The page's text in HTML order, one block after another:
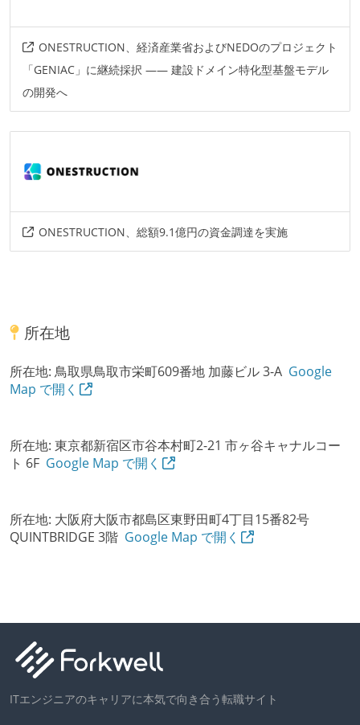
ONESTRUCTION、経済産業省およびNEDOのプロジェクト
「GENIAC」に継続採択 —— 建設ドメイン特化型基盤モデル
の開発へ
ONESTRUCTION、総額9.1億円の資金調達を実施
所在地
所在地: 鳥取県鳥取市栄町609番地 加藤ビル 3-A Google
Map で開く
所在地: 東京都新宿区市谷本村町2-21 市ヶ谷キャナルコー
ト 6F Google Map で開く
所在地: 大阪府大阪市都島区東野田町4丁目15番82号
QUINTBRIDGE 3階 Google Map で開く
ITエンジニアのキャリアに本気で向き合う転職サイト